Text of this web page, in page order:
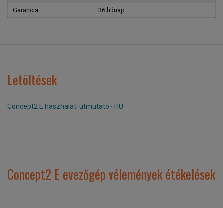
Garancia
36 hónap
Letöltések
Concept2 E használati útmutató - HU
Concept2 E evezőgép vélemények étékelések